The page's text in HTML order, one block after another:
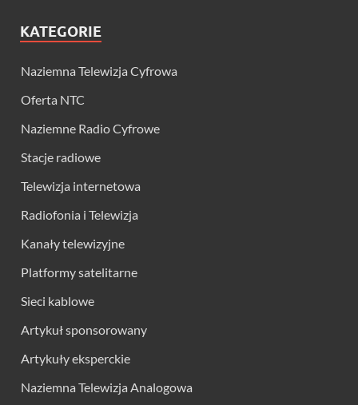
KATEGORIE
Naziemna Telewizja Cyfrowa
Oferta NTC
Naziemne Radio Cyfrowe
Stacje radiowe
Telewizja internetowa
Radiofonia i Telewizja
Kanały telewizyjne
Platformy satelitarne
Sieci kablowe
Artykuł sponsorowany
Artykuły eksperckie
Naziemna Telewizja Analogowa